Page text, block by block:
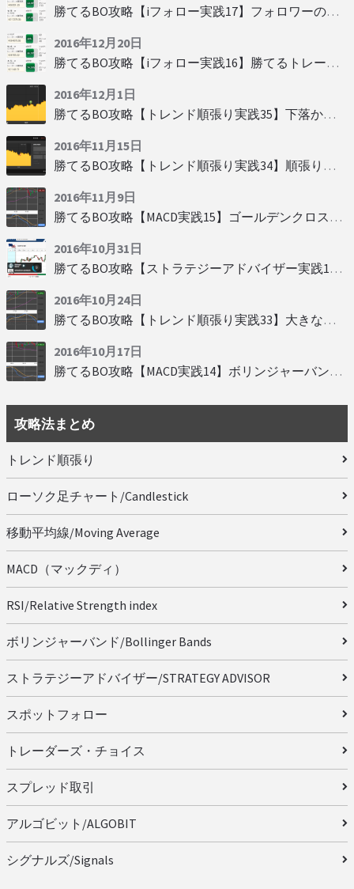
勝てるBO攻略【iフォロー実践17】フォロワーの少ない人をフォローする
2016年12月20日
勝てるBO攻略【iフォロー実践16】勝てるトレーダーを見抜く
2016年12月1日
勝てるBO攻略【トレンド順張り実践35】下落からの反発を見極める
2016年11月15日
勝てるBO攻略【トレンド順張り実践34】順張りに適した変動
2016年11月9日
勝てるBO攻略【MACD実践15】ゴールデンクロスで勝つ
2016年10月31日
勝てるBO攻略【ストラテジーアドバイザー実践19】慌てず自動分析
2016年10月24日
勝てるBO攻略【トレンド順張り実践33】大きな変動にすべり込み
2016年10月17日
勝てるBO攻略【MACD実践14】ボリンジャーバンドとともに相場を読む
攻略法まとめ
トレンド順張り
ローソク足チャート/Candlestick
移動平均線/Moving Average
MACD（マックディ）
RSI/Relative Strength index
ボリンジャーバンド/Bollinger Bands
ストラテジーアドバイザー/STRATEGY ADVISOR
スポットフォロー
トレーダーズ・チョイス
スプレッド取引
アルゴビット/ALGOBIT
シグナルズ/Signals